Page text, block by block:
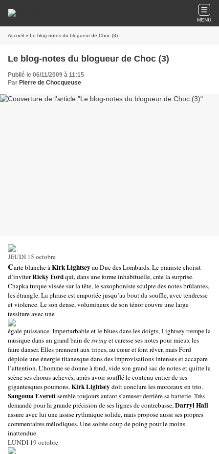
MENU
Accueil » Le blog-notes du blogueur de Choc (3)
Le blog-notes du blogueur de Choc (3)
Publié le 06/11/2009 à 11:15
Par Pierre de Chocqueuse
JEUDI 15 octobre
Carte blanche àKirk Lightseyau Duc des Lombards. Le pianiste choisit
d’inviterRicky Fordqui, dans une forme inhabituelle, crée la surprise.
Chapka turque vissée sur la tête, le saxophoniste sculpte des notes brûlantes,
les étrangle. La phrase est emportée jusqu’au bout du souffle, avec tendresse
et violence. Le son dense, volumineux de son ténor couvre une large
tessiture avec une
égale puissance. Imperturbable et le blues dans les doigts, Lightsey trempe la
musique dans un grand bain deswinget caresse ses notes pour mieux les
faire danser. Elles prennent aux tripes, au cœur et font rêver, mais Ford
déploie une énergie titanesque dans des improvisations intenses et accapare
l’attention. L’homme se donne à fond, vide son grand sac de notes et quitte la
scène ses chorus achevés, après avoir soufflé le contenu entier de ses
gigantesques poumons.Kirk Lightseydoit conclure les morceaux en trio.
Sangoma Everettsemble toujours autant s’amuser derrière sa batterie. Très
demandé pour la grande précision de ses lignes de contrebasse,Darryl Hall
assure avec lui une assise rythmique solide, mais propose aussi ses propres
commentaires mélodiques. Une soirée coup de poing pour le moins
inattendue.
LUNDI 19 octobre